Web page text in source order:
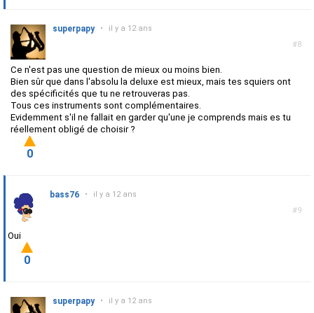
#8
superpapy • il y a 12 ans
Ce n'est pas une question de mieux ou moins bien.
Bien sûr que dans l'absolu la deluxe est mieux, mais tes squiers ont
des spécificités que tu ne retrouveras pas.
Tous ces instruments sont complémentaires.
Evidemment s'il ne fallait en garder qu'une je comprends mais es tu
réellement obligé de choisir ?
0
#9
bass76 • il y a 12 ans
Oui
0
superpapy • il y a 12 ans